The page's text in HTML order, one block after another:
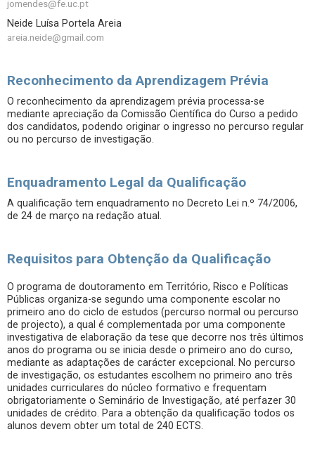
jomendes@fe.uc.pt
Neide Luísa Portela Areia
areia.neide@gmail.com
Reconhecimento da Aprendizagem Prévia
O reconhecimento da aprendizagem prévia processa-se
mediante apreciação da Comissão Científica do Curso a pedido
dos candidatos, podendo originar o ingresso no percurso regular
ou no percurso de investigação.
Enquadramento Legal da Qualificação
A qualificação tem enquadramento no Decreto Lei n.º 74/2006,
de 24 de março na redação atual.
Requisitos para Obtenção da Qualificação
O programa de doutoramento em Território, Risco e Políticas
Públicas organiza-se segundo uma componente escolar no
primeiro ano do ciclo de estudos (percurso normal ou percurso
de projecto), a qual é complementada por uma componente
investigativa de elaboração da tese que decorre nos três últimos
anos do programa ou se inicia desde o primeiro ano do curso,
mediante as adaptações de carácter excepcional. No percurso
de investigação, os estudantes escolhem no primeiro ano três
unidades curriculares do núcleo formativo e frequentam
obrigatoriamente o Seminário de Investigação, até perfazer 30
unidades de crédito. Para a obtenção da qualificação todos os
alunos devem obter um total de 240 ECTS.